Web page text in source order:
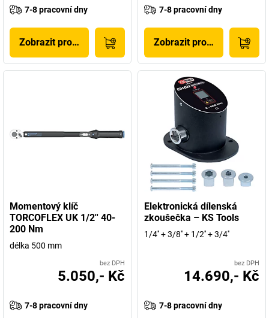
7-8 pracovní dny
Zobrazit produkt
7-8 pracovní dny
Zobrazit produkt
Momentový klíč
TORCOFLEX UK 1/2'' 40-
200 Nm
délka 500 mm
bez DPH
5.050,- Kč
7-8 pracovní dny
Elektronická dílenská
zkoušečka – KS Tools
1/4'' + 3/8'' + 1/2'' + 3/4''
bez DPH
14.690,- Kč
7-8 pracovní dny